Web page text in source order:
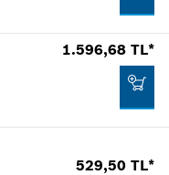
1.596,68 TL*
529,50 TL*